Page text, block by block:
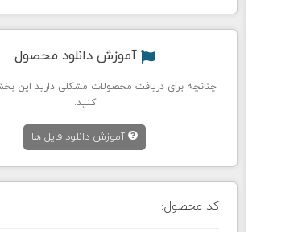
آموزش دانلود محصول
چنانچه برای دریافت محصولات مشکلی دارید این
کنید.
آموزش دانلود فایل ها
کد محصول: